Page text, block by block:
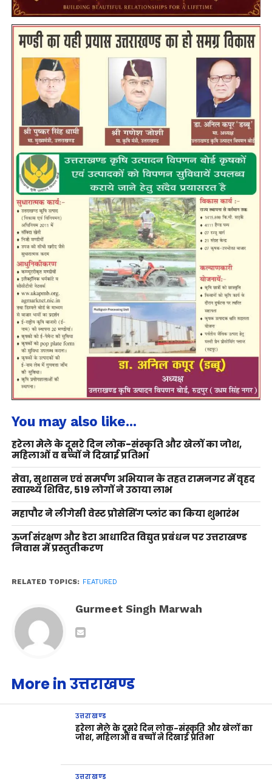
You may also like...
हरेला मेले के दूसरे दिन लोक-संस्कृति और खेलों का जोश,
महिलाओं व बच्चों ने दिखाई प्रतिभा
सेवा, सुशासन एवं समर्पण अभियान के तहत रामनगर में वृहद
स्वास्थ्य शिविर, 519 लोगों ने उठाया लाभ
महापौर ने लीगेसी वेस्ट प्रोसेसिंग प्लांट का किया शुभारंभ
ऊर्जा संरक्षण और डेटा आधारित विद्युत प्रबंधन पर उत्तराखण्ड
निवास में प्रस्तुतीकरण
RELATED TOPICS: FEATURED
Gurmeet Singh Marwah
More in उत्तराखण्ड
उत्तराखण्ड
हरेला मेले के दूसरे दिन लोक-संस्कृति और खेलों का
जोश, महिलाओं व बच्चों ने दिखाई प्रतिभा
उत्तराखण्ड